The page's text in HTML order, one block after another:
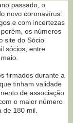
passado, o
novo coronavírus:
e com incertezas
os números
site do Sócio
sócios, entre
firmados durante a
tinham validade
de associação
o maior número
180 mil.